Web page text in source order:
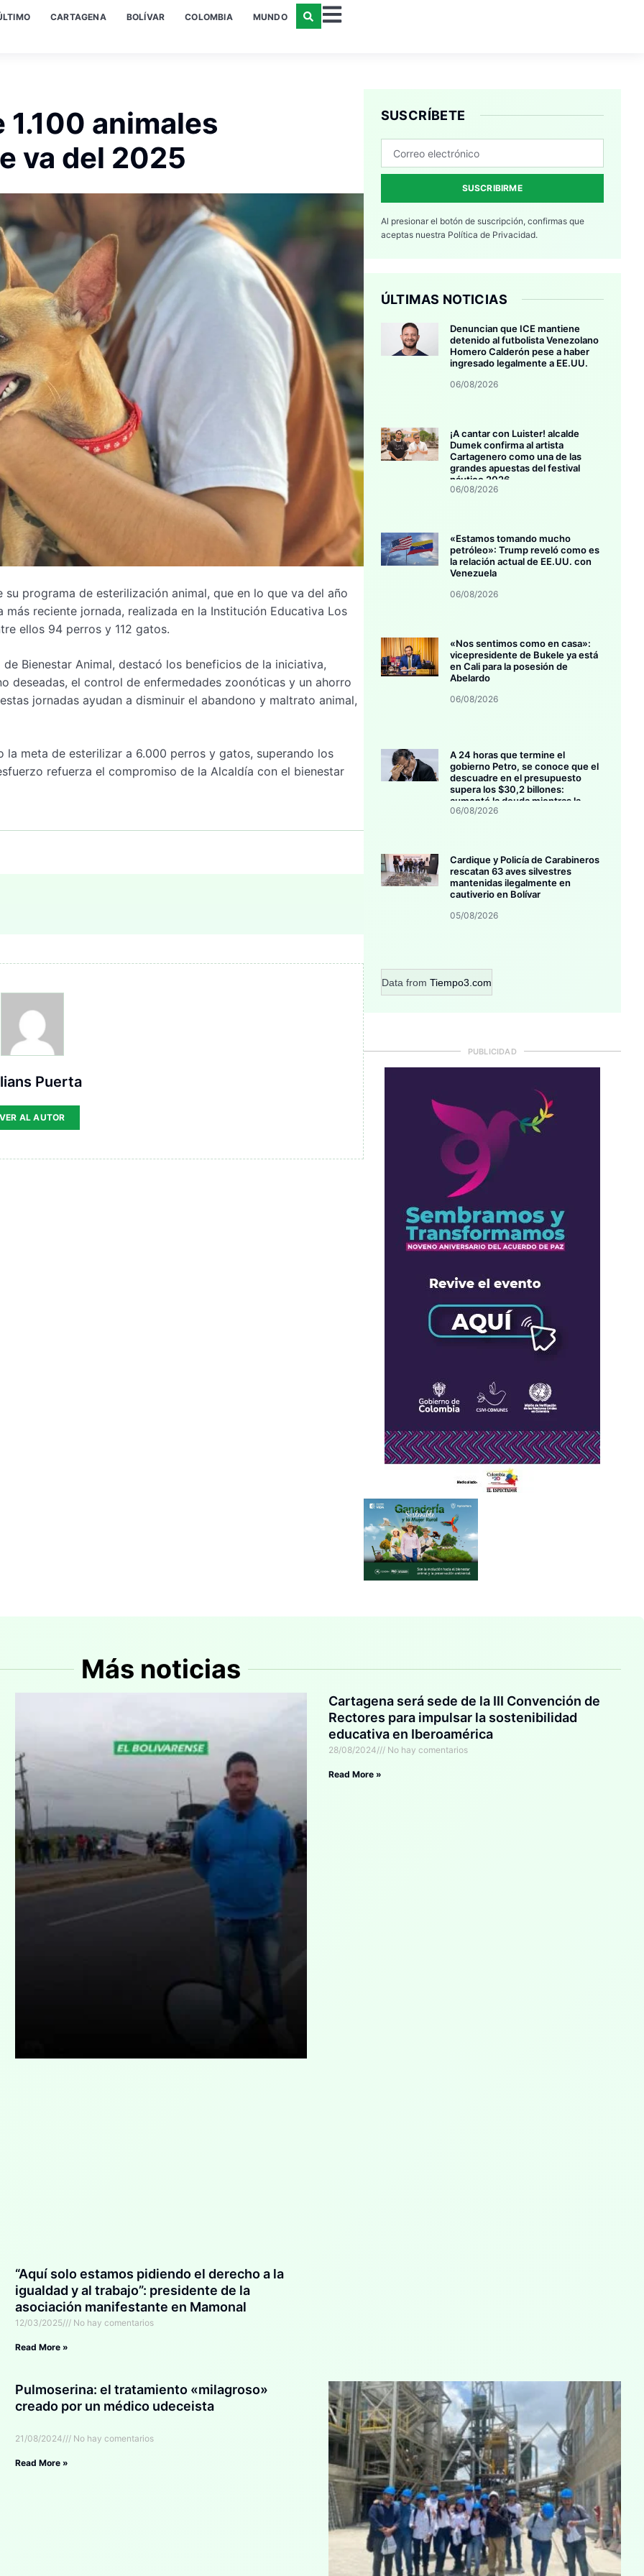
CARTAGENA BOLÍVAR COLOMBIA MUNDO
animales
va del 2025
programa de esterilización animal, que en lo que va del año
reciente jornada, realizada en la Institución Educativa Los
ellos 94 perros y 112 gatos.
Bienestar Animal, destacó los beneficios de la iniciativa,
deseadas, el control de enfermedades zoonóticas y un ahorro
jornadas ayudan a disminuir el abandono y maltrato animal,
meta de esterilizar a 6.000 perros y gatos, superando los
refuerza el compromiso de la Alcaldía con el bienestar
Puerta
VER AL AUTOR
SUSCRÍBETE
SUSCRIBIRME
Al presionar el botón de suscripción, confirmas que
aceptas nuestra Política de Privacidad.
ÚLTIMAS NOTICIAS
Denuncian que ICE mantiene
detenido al futbolista Venezolano
Homero Calderón pese a haber
ingresado legalmente a EE.UU.
06/08/2026
¡A cantar con Luister! alcalde
Dumek confirma al artista
Cartagenero como una de las
grandes apuestas del festival
náutico 2026
06/08/2026
«Estamos tomando mucho
petróleo»: Trump reveló como es
la relación actual de EE.UU. con
Venezuela
06/08/2026
«Nos sentimos como en casa»:
vicepresidente de Bukele ya está
en Cali para la posesión de
Abelardo
06/08/2026
A 24 horas que termine el
gobierno Petro, se conoce que el
descuadre en el presupuesto
supera los $30,2 billones:
aumentó la deuda mientras la
inversión se estanca
06/08/2026
Cardique y Policía de Carabineros
rescatan 63 aves silvestres
mantenidas ilegalmente en
cautiverio en Bolívar
05/08/2026
Data from Tiempo3.com
PUBLICIDAD
Más noticias
“Aquí solo estamos pidiendo el derecho a la
igualdad y al trabajo”: presidente de la
asociación manifestante en Mamonal
12/03/2025 No hay comentarios
Read More »
Cartagena será sede de la III Convención de
Rectores para impulsar la sostenibilidad
educativa en Iberoamérica
28/08/2024 No hay comentarios
Read More »
Pulmoserina: el tratamiento «milagroso»
creado por un médico udeceista
21/08/2024 No hay comentarios
Read More »